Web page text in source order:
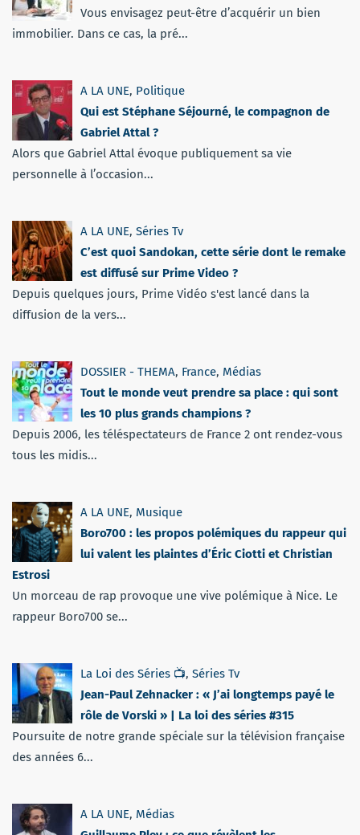
Vous envisagez peut-être d’acquérir un bien
immobilier. Dans ce cas, la pré...
A LA UNE, Politique
Qui est Stéphane Séjourné, le compagnon de
Gabriel Attal ?
Alors que Gabriel Attal évoque publiquement sa vie
personnelle à l’occasion...
A LA UNE, Séries Tv
C’est quoi Sandokan, cette série dont le remake
est diffusé sur Prime Video ?
Depuis quelques jours, Prime Vidéo s'est lancé dans la
diffusion de la vers...
DOSSIER - THEMA, France, Médias
Tout le monde veut prendre sa place : qui sont
les 10 plus grands champions ?
Depuis 2006, les téléspectateurs de France 2 ont rendez-vous
tous les midis...
A LA UNE, Musique
Boro700 : les propos polémiques du rappeur qui
lui valent les plaintes d’Éric Ciotti et Christian
Estrosi
Un morceau de rap provoque une vive polémique à Nice. Le
rappeur Boro700 se...
La Loi des Séries 📺, Séries Tv
Jean-Paul Zehnacker : « J’ai longtemps payé le
rôle de Vorski » | La loi des séries #315
Poursuite de notre grande spéciale sur la télévision française
des années 6...
A LA UNE, Médias